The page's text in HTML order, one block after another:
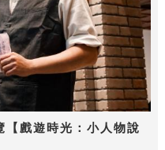
戲遊時光：小人物說